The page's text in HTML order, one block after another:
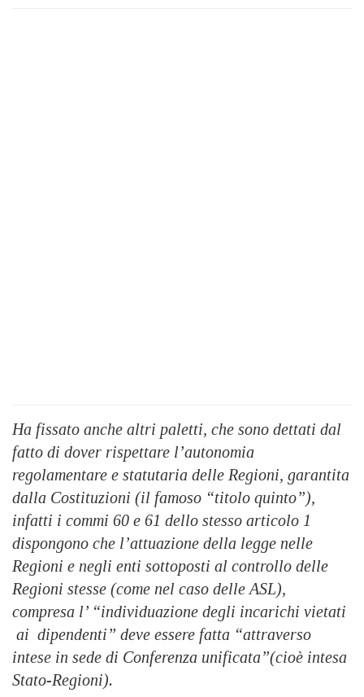
Ha fissato anche altri paletti, che sono dettati dal
fatto di dover rispettare l’autonomia
regolamentare e statutaria delle Regioni, garantita
dalla Costituzioni (il famoso “titolo quinto”),
infatti i commi 60 e 61 dello stesso articolo 1
dispongono che l’attuazione della legge nelle
Regioni e negli enti sottoposti al controllo delle
Regioni stesse (come nel caso delle ASL),
compresa l’ “individuazione degli incarichi vietati
ai dipendenti” deve essere fatta “attraverso
intese in sede di Conferenza unificata”(cioè intesa
Stato-Regioni).